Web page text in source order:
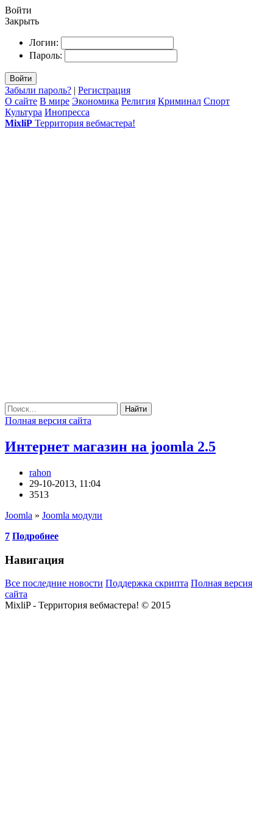
Войти
Закрыть
Логин:
Пароль:
Войти
Забыли пароль? | Регистрация
О сайте В мире Экономика Религия Криминал Спорт
Культура Инопресса
MixliP Территория вебмастера!
Найти
Полная версия сайта
Интернет магазин на joomla 2.5
rahon
29-10-2013, 11:04
3513
Joomla » Joomla модули
7 Подробнее
Навигация
Все последние новости Поддержка скрипта Полная версия
сайта
MixliP - Территория вебмастера! © 2015